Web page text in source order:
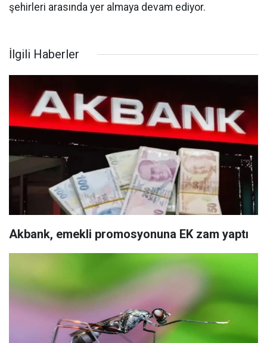
şehirleri arasında yer almaya devam ediyor.
İlgili Haberler
Akbank, emekli promosyonuna EK zam yaptı